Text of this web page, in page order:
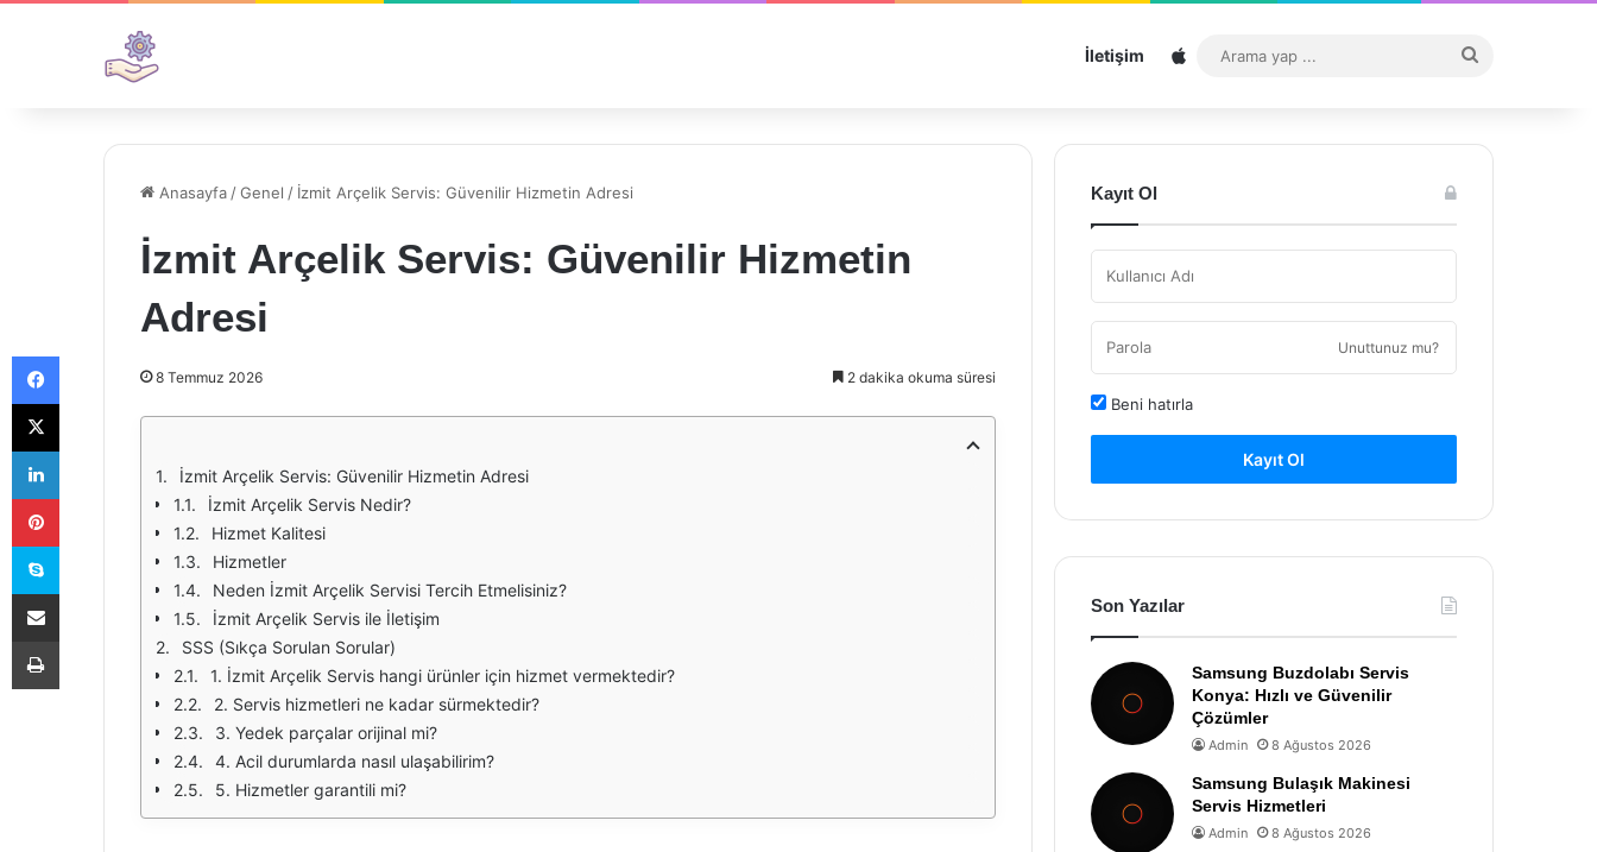
İletişim Sitemap
...
Anasayfa /Genel / İzmit Arçelik Servis: Güvenilir Hizmetin Adresi
İzmit Arçelik Servis: Güvenilir Hizmetin
Adresi
8 Temmuz 2026 2 dakika okuma süresi
İzmit Arçelik Servis: Güvenilir Hizmetin Adresi
İzmit Arçelik Servis Nedir?
Hizmet Kalitesi
Hizmetler
Neden İzmit Arçelik Servisi Tercih Etmelisiniz?
İzmit Arçelik Servis ile İletişim
SSS (Sıkça Sorulan Sorular)
1. İzmit Arçelik Servis hangi ürünler için hizmet vermektedir?
2. Servis hizmetleri ne kadar sürmektedir?
3. Yedek parçalar orijinal mi?
4. Acil durumlarda nasıl ulaşabilirim?
5. Hizmetler garantili mi?
Kayıt Ol
Unuttunuz mu?
Beni hatırla
Kayıt Ol
Son Yazılar
Samsung Buzdolabı Servis
Konya: Hızlı ve Güvenilir
Çözümler
Admin 8 Ağustos 2026
Samsung Bulaşık Makinesi
Servis Hizmetleri
Admin 8 Ağustos 2026
Facebook
X
LinkedIn
Pinterest
Skype
E-Posta ile paylaş